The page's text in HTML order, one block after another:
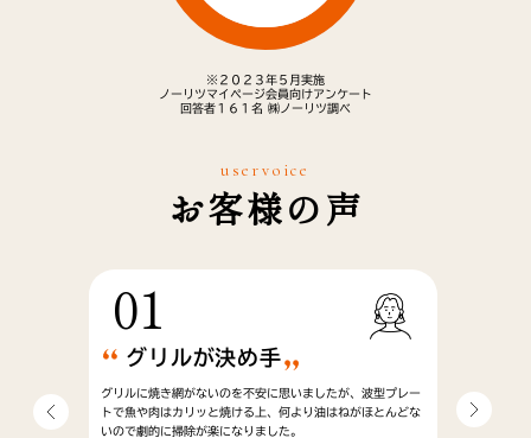
※２０２３年５月実施
ノーリツマイページ会員向けアンケート
回答者１６１名 ㈱ノーリツ調べ
uservoice
お客様の声
変える
01
グリルが決め手
グリルに焼き網がないのを不安に思いましたが、波型プレー
トで魚や肉はカリッと焼ける上、何より油はねがほとんどな
いので劇的に掃除が楽になりました。
買い替え
まだ新し